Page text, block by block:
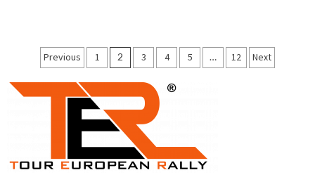
Ziņu
numerācija
pēc
lappusēm
Previous 1 2 3 4 5 … 12 Next